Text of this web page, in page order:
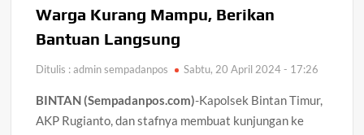
Warga Kurang Mampu, Berikan
Bantuan Langsung
Ditulis : admin sempadanpos Sabtu, 20 April 2024 - 17:26
BINTAN (Sempadanpos.com)-Kapolsek Bintan Timur,
AKP Rugianto, dan stafnya membuat kunjungan ke